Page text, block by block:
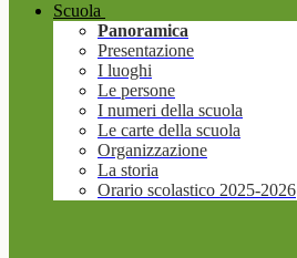
Scuola
Panoramica
Presentazione
I luoghi
Le persone
I numeri della scuola
Le carte della scuola
Organizzazione
La storia
Orario scolastico 2025-2026